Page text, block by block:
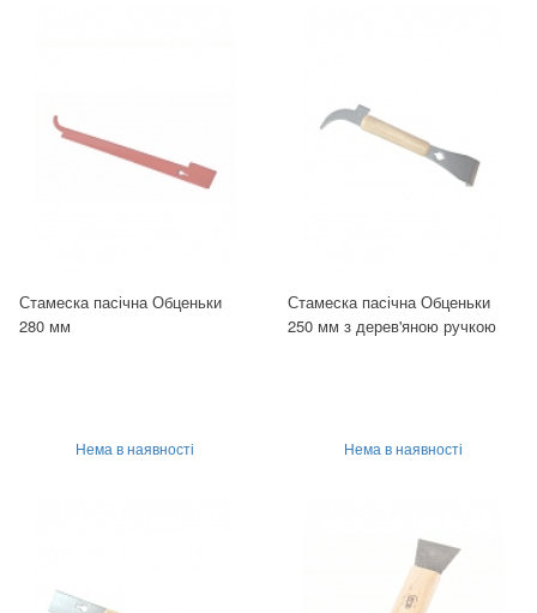
Стамеска пасічна Обценьки
280 мм
Нема в наявності
Стамеска пасічна Обценьки
250 мм з дерев'яною ручкою
Нема в наявності